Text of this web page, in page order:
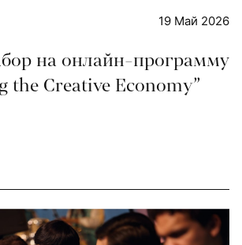
19 Май 2026
на онлайн-программу
the Creative Economy”